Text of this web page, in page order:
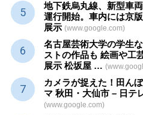
地下鉄烏丸線、新型車
運行開始。車内には京
展示 (www.google.com)
名古屋芸術大学の学生
ストの作品も 絵画や工
展示 松坂屋 …
カメラが捉えた！田ん
マ 秋田・大仙市 – 日テ
(www.google.com)